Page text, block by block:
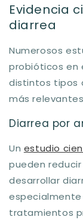
Evidencia
diarrea
Numerosos
probióticos en
distintos tipos
más
Diarrea por
Un estudio
pueden
desarrollar
tratamientos